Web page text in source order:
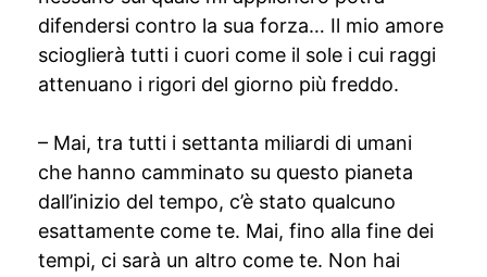
difendersi contro la sua forza… Il mio amore
scioglierà tutti i cuori come il sole i cui raggi
attenuano i rigori del giorno più freddo.
– Mai, tra tutti i settanta miliardi di umani
che hanno camminato su questo pianeta
dall’inizio del tempo, c’è stato qualcuno
esattamente come te. Mai, fino alla fine dei
tempi, ci sarà un altro come te. Non hai